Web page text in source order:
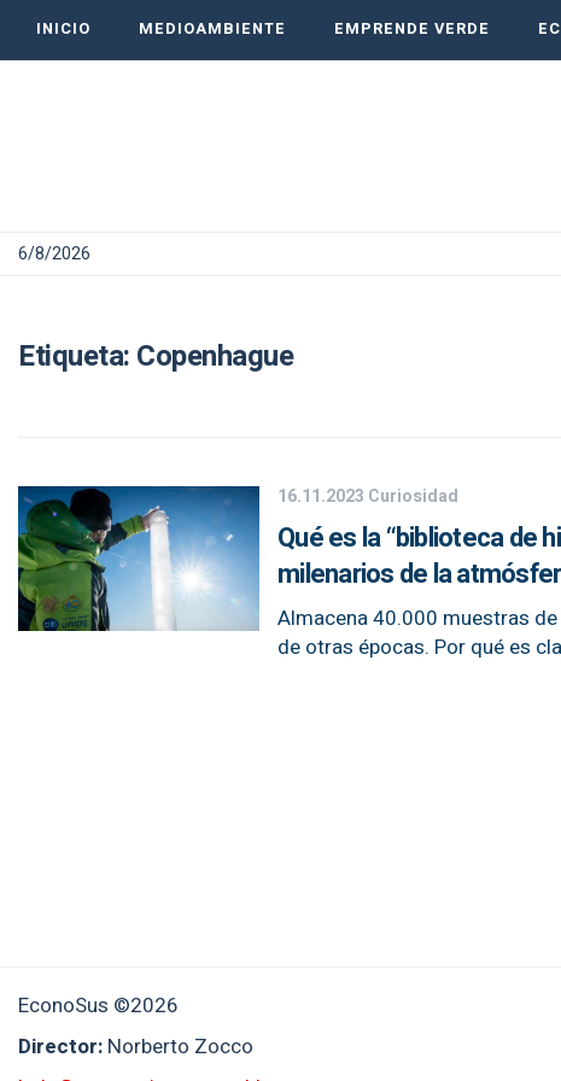
INICIO MEDIOAMBIENTE EMPRENDE VERDE
6/8/2026
Etiqueta: Copenhague
16.11.2023 Curiosidad
Qué es la “biblioteca de
milenarios de la
Almacena 40.000 muestras
de otras épocas. Por qué es
EconoSus ©2026
Director: Norberto Zocco